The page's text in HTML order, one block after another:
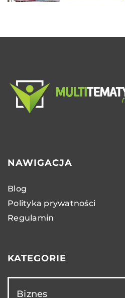
NAWIGACJA
Blog
Polityka prywatności
Regulamin
KATEGORIE
Biznes